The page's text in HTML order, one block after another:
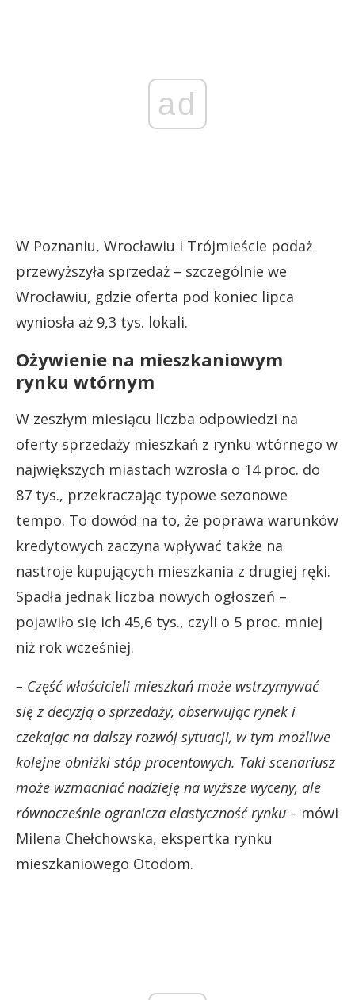
ad
W Poznaniu, Wrocławiu i Trójmieście podaż
przewyższyła sprzedaż – szczególnie we
Wrocławiu, gdzie oferta pod koniec lipca
wyniosła aż 9,3 tys. lokali.
Ożywienie na mieszkaniowym
rynku wtórnym
W zeszłym miesiącu liczba odpowiedzi na
oferty sprzedaży mieszkań z rynku wtórnego w
największych miastach wzrosła o 14 proc. do
87 tys., przekraczając typowe sezonowe
tempo. To dowód na to, że poprawa warunków
kredytowych zaczyna wpływać także na
nastroje kupujących mieszkania z drugiej ręki.
Spadła jednak liczba nowych ogłoszeń –
pojawiło się ich 45,6 tys., czyli o 5 proc. mniej
niż rok wcześniej.
– Część właścicieli mieszkań może wstrzymywać
się z decyzją o sprzedaży, obserwując rynek i
czekając na dalszy rozwój sytuacji, w tym możliwe
kolejne obniżki stóp procentowych. Taki scenariusz
może wzmacniać nadzieję na wyższe wyceny, ale
równocześnie ogranicza elastyczność rynku – mówi
Milena Chełchowska, ekspertka rynku
mieszkaniowego Otodom.